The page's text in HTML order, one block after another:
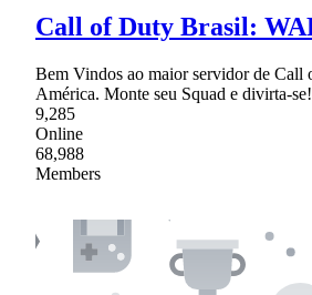
Call of Duty Brasil:
Bem Vindos ao maior servidor de Call
América. Monte seu Squad e divirta-se!
9,285
Online
68,988
Members